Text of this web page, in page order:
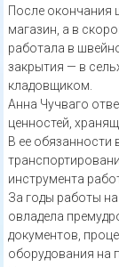
После окончания
магазин, а в
работала в
закрытия — в
кладовщиком.
Анна Чучваго
ценностей,
В ее обязанности
инструмента
За годы работы
овладела
документов,
оборудования на